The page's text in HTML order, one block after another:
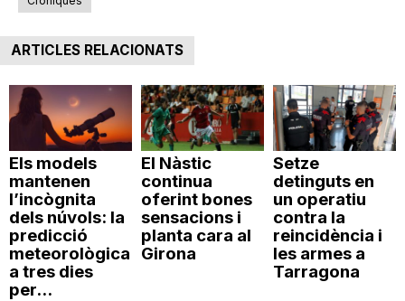
ARTICLES RELACIONATS
Els models
mantenen
l’incògnita
dels núvols: la
predicció
meteorològica
a tres dies
per...
El Nàstic
continua
oferint bones
sensacions i
planta cara al
Girona
Setze
detinguts en
un operatiu
contra la
reincidència i
les armes a
Tarragona